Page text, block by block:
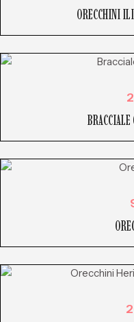
ORECCHINI